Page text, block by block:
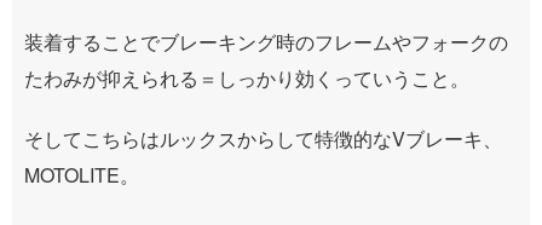
装着することでブレーキング時のフレームやフォークの
たわみが抑えられる＝しっかり効くっていうこと。
そしてこちらはルックスからして特徴的なVブレーキ、
MOTOLITE。